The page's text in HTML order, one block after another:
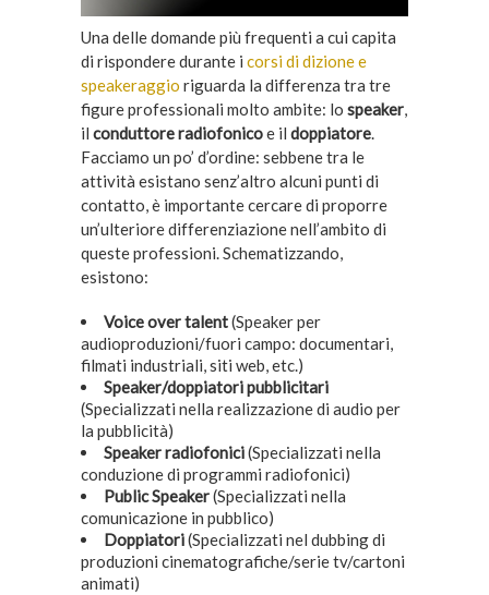
Una delle domande più frequenti a cui capita
di rispondere durante i corsi di dizione e
speakeraggio riguarda la differenza tra tre
figure professionali molto ambite: lo speaker,
il conduttore radiofonicoe il doppiatore.
Facciamo un po’ d’ordine: sebbene tra le
attività esistano senz’altro alcuni punti di
contatto, è importante cercare di proporre
un’ulteriore differenziazione nell’ambito di
queste professioni. Schematizzando,
esistono:
Voice over talent(Speaker per
audioproduzioni/fuori campo: documentari,
filmati industriali, siti web, etc.)
Speaker/doppiatori pubblicitari
(Specializzati nella realizzazione di audio per
la pubblicità)
Speaker radiofonici(Specializzati nella
conduzione di programmi radiofonici)
Public Speaker(Specializzati nella
comunicazione in pubblico)
Doppiatori(Specializzati nel dubbing di
produzioni cinematografiche/serie tv/cartoni
animati)